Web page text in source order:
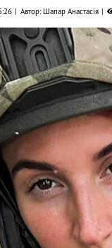
Автор: Шапар Анастасія